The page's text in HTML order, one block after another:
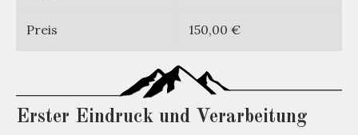
Preis 150,00 €
Erster Eindruck und Verarbeitung